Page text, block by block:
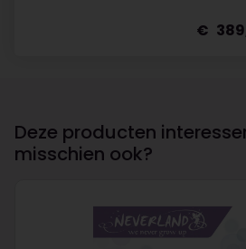
Deze producten
misschien ook?